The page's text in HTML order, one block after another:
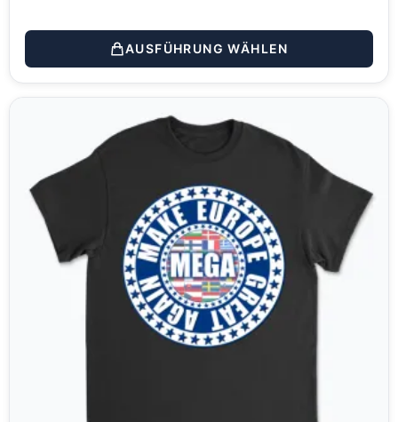
AUSFÜHRUNG WÄHLEN